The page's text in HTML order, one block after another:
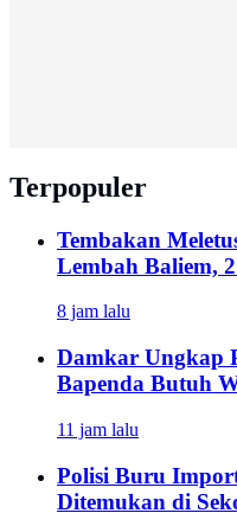
Terpopuler
Tembakan
Lembah Baliem,
8 jam lalu
Damkar Ungkap
Bapenda Butuh
11 jam lalu
Polisi Buru
Ditemukan di